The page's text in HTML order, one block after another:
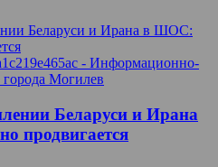
Беларуси и Ирана
продвигается